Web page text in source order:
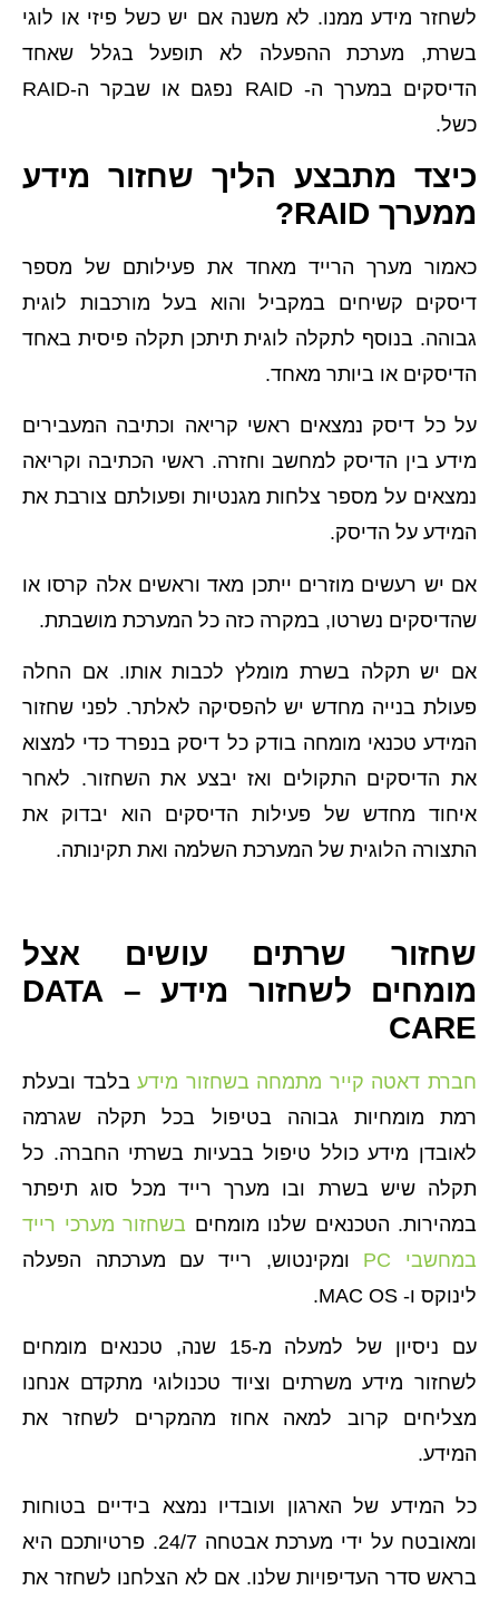
לשחזר מידע ממנו. לא משנה אם יש כשל פיזי או לוגי
בשרת, מערכת ההפעלה לא תופעל בגלל שאחד
הדיסקים במערך ה- RAID נפגם או שבקר ה-RAID
כשל.
כיצד מתבצע הליך שחזור מידע
ממערך RAID?
כאמור מערך הרייד מאחד את פעילותם של מספר
דיסקים קשיחים במקביל והוא בעל מורכבות לוגית
גבוהה. בנוסף לתקלה לוגית תיתכן תקלה פיסית באחד
הדיסקים או ביותר מאחד.
על כל דיסק נמצאים ראשי קריאה וכתיבה המעבירים
מידע בין הדיסק למחשב וחזרה. ראשי הכתיבה וקריאה
נמצאים על מספר צלחות מגנטיות ופעולתם צורבת את
המידע על הדיסק.
אם יש רעשים מוזרים ייתכן מאד וראשים אלה קרסו או
שהדיסקים נשרטו, במקרה כזה כל המערכת מושבתת.
אם יש תקלה בשרת מומלץ לכבות אותו. אם החלה
פעולת בנייה מחדש יש להפסיקה לאלתר. לפני שחזור
המידע טכנאי מומחה בודק כל דיסק בנפרד כדי למצוא
את הדיסקים התקולים ואז יבצע את השחזור. לאחר
איחוד מחדש של פעילות הדיסקים הוא יבדוק את
התצורה הלוגית של המערכת השלמה ואת תקינותה.
שחזור שרתים עושים אצל
מומחים לשחזור מידע – DATA
CARE
חברת דאטה קייר מתמחה בשחזור מידעבלבד ובעלת
רמת מומחיות גבוהה בטיפול בכל תקלה שגרמה
לאובדן מידע כולל טיפול בבעיות בשרתי החברה. כל
תקלה שיש בשרת ובו מערך רייד מכל סוג תיפתר
במהירות. הטכנאים שלנו מומחים בשחזור מערכי רייד
במחשבי PC
ומקינטוש, רייד עם מערכתה הפעלה
לינוקס ו- MAC OS.
עם ניסיון של למעלה מ-15 שנה, טכנאים מומחים
לשחזור מידע משרתים וציוד טכנולוגי מתקדם אנחנו
מצליחים קרוב למאה אחוז מהמקרים לשחזר את
המידע.
כל המידע של הארגון ועובדיו נמצא בידיים בטוחות
ומאובטח על ידי מערכת אבטחה 24/7. פרטיותכם היא
בראש סדר העדיפויות שלנו. אם לא הצלחנו לשחזר את